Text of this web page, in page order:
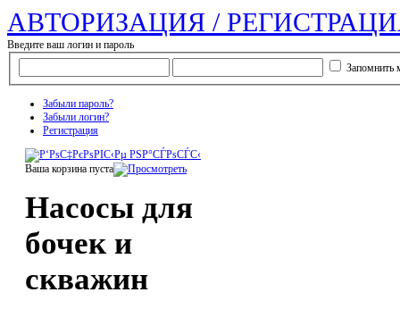
АВТОРИЗАЦИЯ /
Введите ваш логин и пароль
Запомнить
Забыли пароль?
Забыли логин?
Регистрация
Ваша корзина пуста
Насосы для
бочек и
скважин